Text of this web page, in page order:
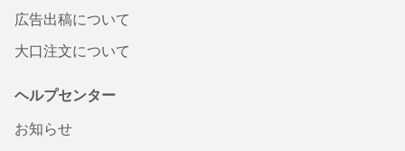
広告出稿について
大口注文について
ヘルプセンター
お知らせ